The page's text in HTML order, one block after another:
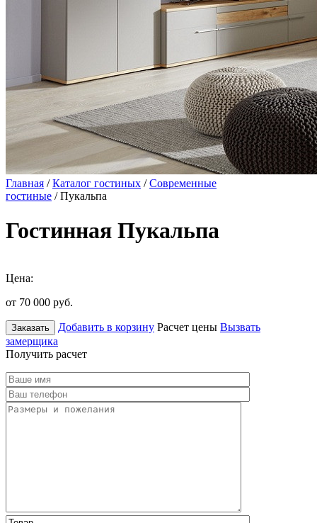
Главная /Каталог гостиных /Современные
гостиные / Пукальпа
Гостинная Пукальпа
Цена:
от 70 000 руб.
Заказать Добавить в корзину Расчет цены Вызвать
замерщика
Получить расчет